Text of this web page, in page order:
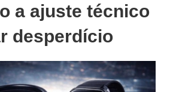
a ajuste técnico
desperdício